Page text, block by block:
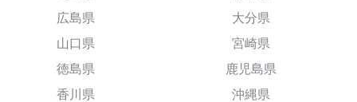
広島県
山口県
徳島県
香川県
大分県
宮崎県
鹿児島県
沖縄県